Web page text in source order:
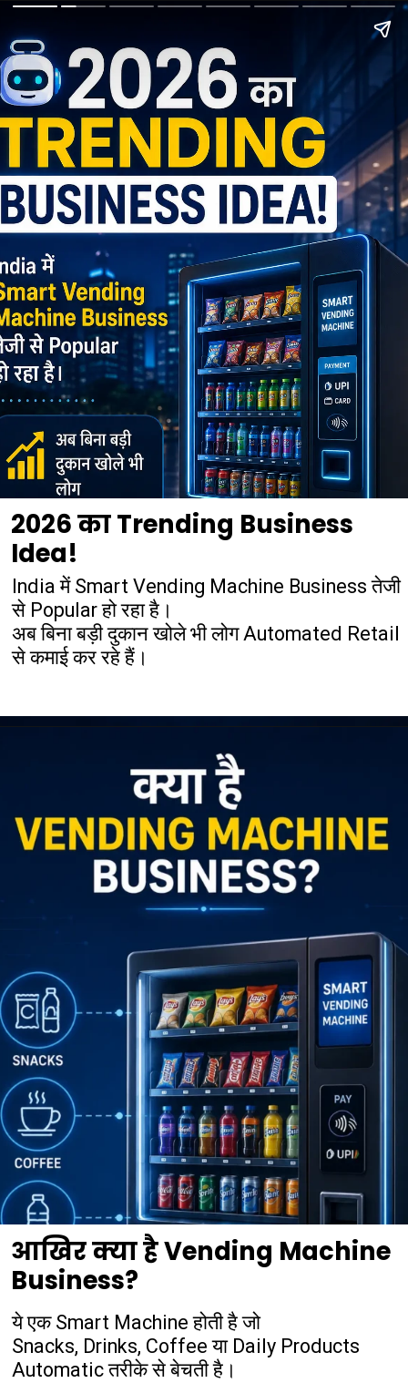
2026 का Trending Business
Idea!
India में Smart Vending Machine Business तेजी
से Popular हो रहा है।
अब बिना बड़ी दुकान खोले भी लोग Automated Retail
से कमाई कर रहे हैं।
आखिर क्या है Vending Machine
Business?
ये एक Smart Machine होती है जो
Snacks, Drinks, Coffee या Daily Products
Automatic तरीके से बेचती है।